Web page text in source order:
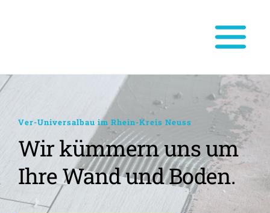
Ver-Universalbau im Rhein-Kreis Neuss
Wir kümmern uns um
Ihre Wand und Boden.